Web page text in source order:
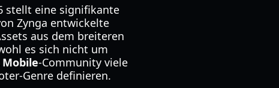
stellt eine signifikante
Zynga entwickelte
aus dem breiteren
es sich nicht um
-Community viele
Genre definieren.